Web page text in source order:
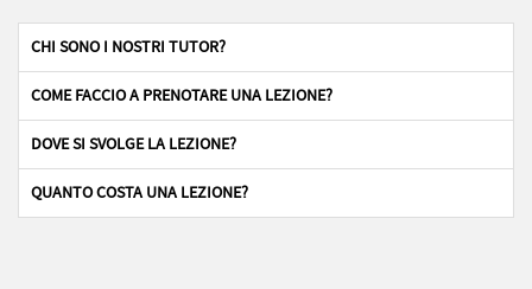
CHI SONO I NOSTRI TUTOR?
COME FACCIO A PRENOTARE UNA LEZIONE?
DOVE SI SVOLGE LA LEZIONE?
QUANTO COSTA UNA LEZIONE?